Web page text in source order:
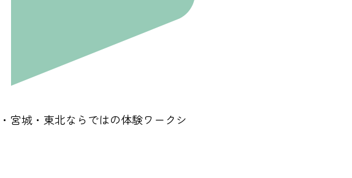
宮城・東北ならではの体験ワークシ